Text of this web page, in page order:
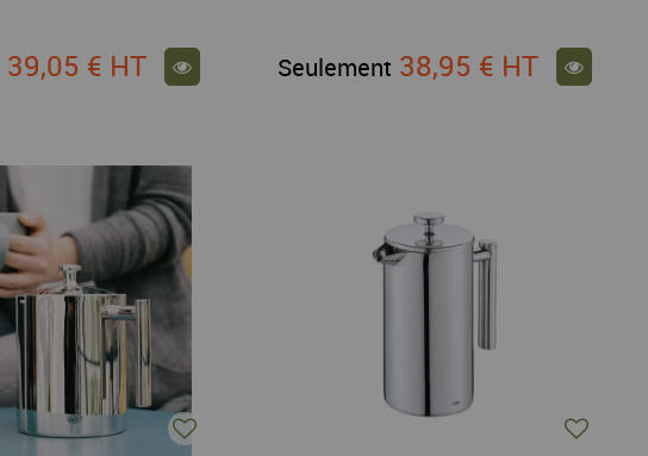
39,05 € HT Seulement 38,95 € HT